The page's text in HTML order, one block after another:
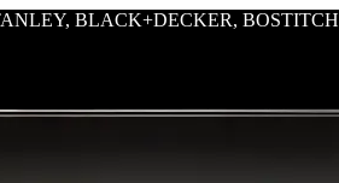
BLACK+DECKER, BOSTITCH